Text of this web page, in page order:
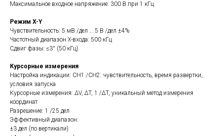
Максимальное входное напряжение: 300 В при 1 кГц
Режим X-Y
Чувствительность: 5 мВ /дел … 5 В /дел ±4%
Частотный диапазон X-входа: 500 кГц
Сдвиг фазы: ≤3° (50 кГц)
Курсорные измерения
Настройка индикации: CH1 /CH2: чувствительность, время развертки,
условия запуска
Курсорные измерения: ΔV, ΔT, 1 /ΔT, уникальный метод измерения
координат
Разрешение: 1 /25 дел
Эффективный диапазон:
±3 дел (по вертикали)